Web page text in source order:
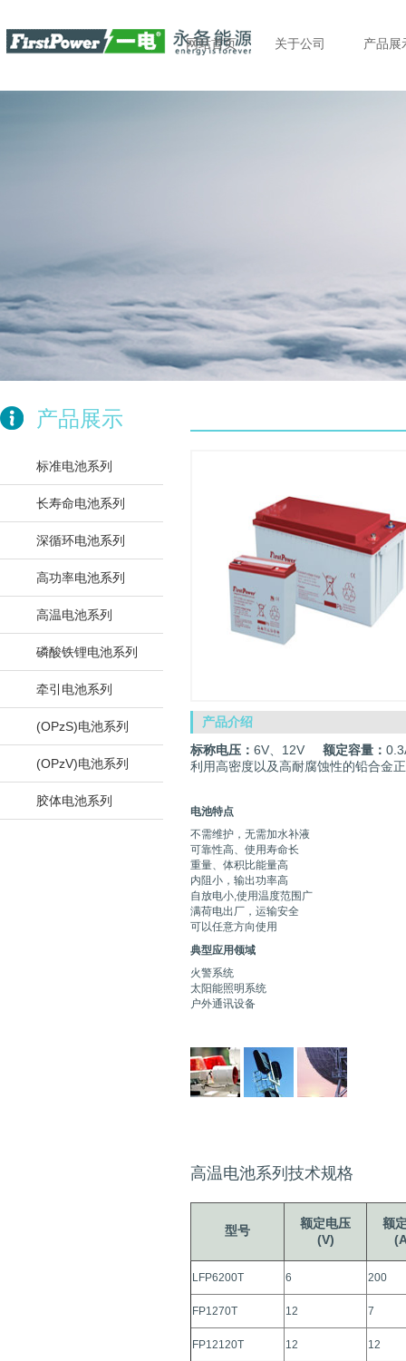
网站首页 关于公司 产品展
产品展示
标准电池系列
长寿命电池系列
深循环电池系列
高功率电池系列
高温电池系列
磷酸铁锂电池系列
牵引电池系列
(OPzS)电池系列
(OPzV)电池系列
胶体电池系列
产品介绍
标称电压： 6V、12V 额定容量：
利用高密度以及高耐腐蚀性的铅合金
电池特点
不需维护，无需加水补液
可靠性高、使用寿命长
重量、体积比能量高
内阻小，输出功率高
自放电小,使用温度范围广
满荷电出厂，运输安全
可以任意方向使用
典型应用领域
火警系统
太阳能照明系统
户外通讯设备
高温电池系列技术规格
型号
额定电压
(V)
额
LFP6200T 6 200
FP1270T 12 7
FP12120T 12 12